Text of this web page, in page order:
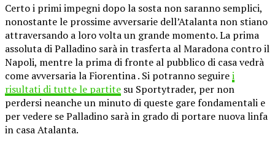
Certo i primi impegni dopo la sosta non saranno semplici,
nonostante le prossime avversarie dell’Atalanta non stiano
attraversando a loro volta un grande momento. La prima
assoluta di Palladino sarà in trasferta al Maradona contro il
Napoli, mentre la prima di fronte al pubblico di casa vedrà
come avversaria la Fiorentina . Si potranno seguirei
risultati di tutte le partite su Sportytrader, per non
perdersi neanche un minuto di queste gare fondamentali e
per vedere se Palladino sarà in grado di portare nuova linfa
in casa Atalanta.